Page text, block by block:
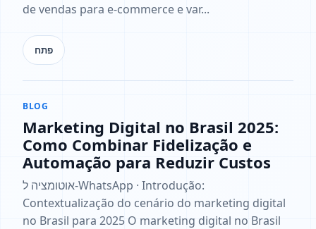
de vendas para e-commerce e var...
פתח
BLOG
Marketing Digital no Brasil 2025:
Como Combinar Fidelização e
Automação para Reduzir Custos
אוטומציה ל‑WhatsApp · Introdução:
Contextualização do cenário do marketing digital
no Brasil para 2025 O marketing digital no Brasil